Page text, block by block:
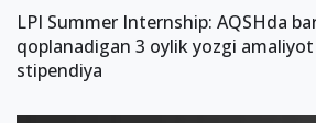
LPI Summer Internship: AQSHda
qoplanadigan 3 oylik yozgi
stipendiya